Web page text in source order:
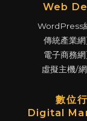
Web
WordPress
傳統產業
電子商務
虛擬主機/
數位
Digital